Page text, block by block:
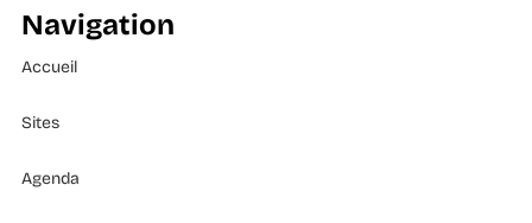
Navigation
Accueil
Sites
Agenda